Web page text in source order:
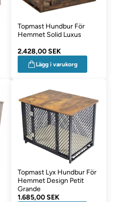
Topmast Hundbur För
Hemmet Solid Luxus
2.428,00 SEK
Lägg i varukorg
Topmast Lyx Hundbur För
Hemmet Design Petit
Grande
1.685,00 SEK